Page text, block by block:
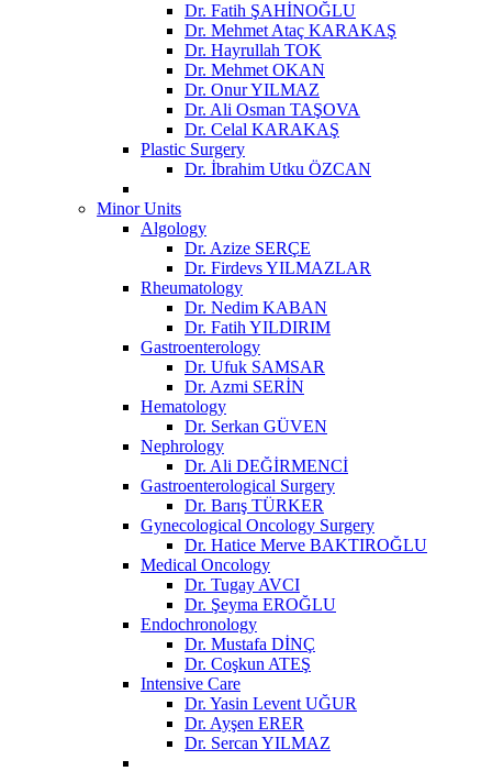
Dr. Fatih ŞAHİNOĞLU
Dr. Mehmet Ataç KARAKAŞ
Dr. Hayrullah TOK
Dr. Mehmet OKAN
Dr. Onur YILMAZ
Dr. Ali Osman TAŞOVA
Dr. Celal KARAKAŞ
Plastic Surgery
Dr. İbrahim Utku ÖZCAN
Minor Units
Algology
Dr. Azize SERÇE
Dr. Firdevs YILMAZLAR
Rheumatology
Dr. Nedim KABAN
Dr. Fatih YILDIRIM
Gastroenterology
Dr. Ufuk SAMSAR
Dr. Azmi SERİN
Hematology
Dr. Serkan GÜVEN
Nephrology
Dr. Ali DEĞİRMENCİ
Gastroenterological Surgery
Dr. Barış TÜRKER
Gynecological Oncology Surgery
Dr. Hatice Merve BAKTIROĞLU
Medical Oncology
Dr. Tugay AVCI
Dr. Şeyma EROĞLU
Endochronology
Dr. Mustafa DİNÇ
Dr. Coşkun ATEŞ
Intensive Care
Dr. Yasin Levent UĞUR
Dr. Ayşen ERER
Dr. Sercan YILMAZ